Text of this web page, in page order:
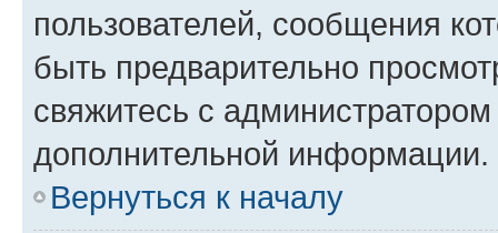
пользователей, сообщения
быть предварительно
свяжитесь с
дополнительной информации.
Вернуться к началу